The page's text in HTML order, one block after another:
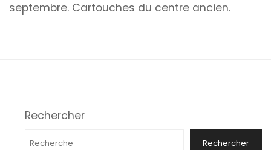
septembre. Cartouches du centre ancien.
Rechercher
Rechercher